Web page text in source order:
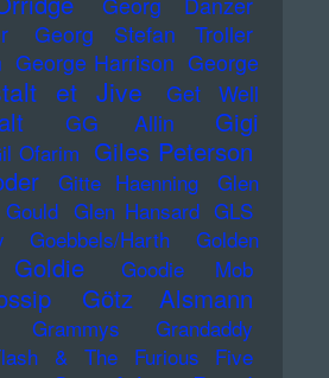
Georg Stefan Troller
George Harrison George
et Jive
Get Well
GG Allin
Gigi
Ofarim Giles Peterson
Gitte Haenning
Glen
Glen Hansard GLS
Goebbels/Harth
Golden
Goldie Goodie Mob
Götz Alsmann
Grammys
Grandaddy
& The Furious Five